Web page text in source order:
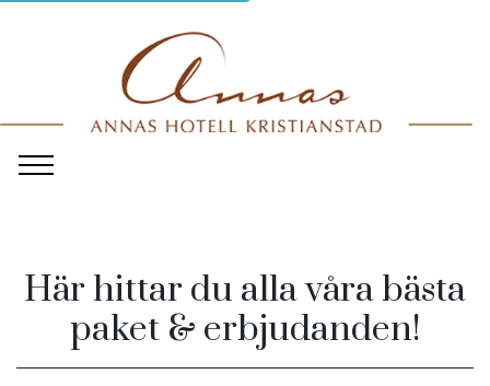
Här hittar du alla våra bästa
paket & erbjudanden!